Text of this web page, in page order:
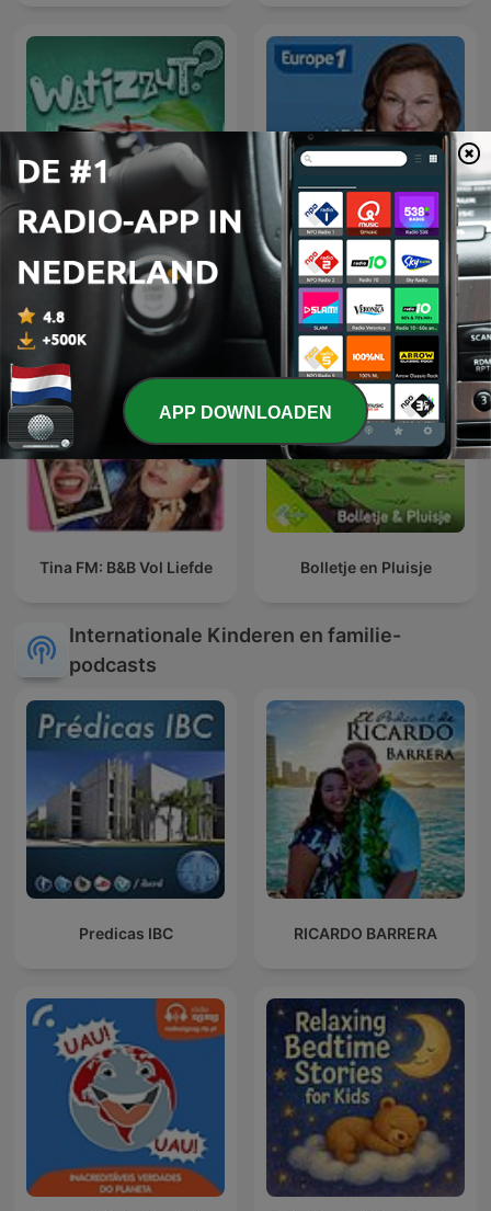
Watizzut Libre antenne week-end
Tina FM: B&B Vol Liefde Bolletje en Pluisje
Internationale Kinderen en familie-
podcasts
Predicas IBC RICARDO BARRERA
APP DOWNLOADEN